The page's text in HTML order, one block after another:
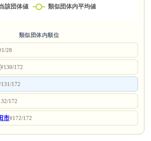
類似団体内順位
28
#130/172
172
172
市#172/172